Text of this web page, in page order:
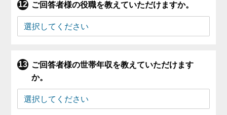
ご回答者様の役職を教えていただけますか。
ご回答者様の世帯年収を教えていただけます
か。